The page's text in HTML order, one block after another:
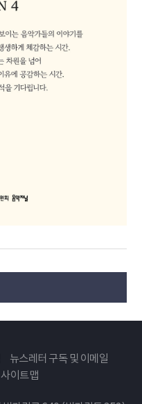
뉴스레터 구독 및 이메일
사이트맵